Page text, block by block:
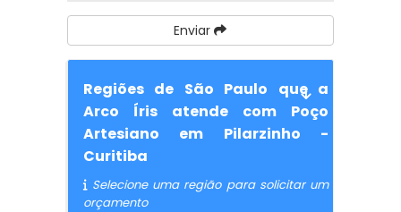
Enviar
Regiões de São Paulo que a
Arco Íris atende com Poço
Artesiano em Pilarzinho -
Curitiba
Selecione uma região para solicitar um
orçamento